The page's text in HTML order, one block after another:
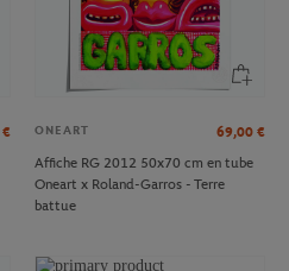
€
ONEART 69,00 €
Affiche RG 2012 50x70 cm en tube
Oneart x Roland-Garros - Terre
battue